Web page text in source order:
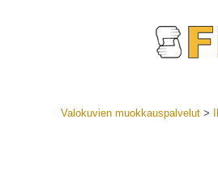
Valokuvien muokkauspalvelut>